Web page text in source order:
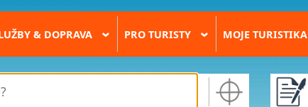
& DOPRAVA › PRO TURISTY › MOJE TURISTIKA